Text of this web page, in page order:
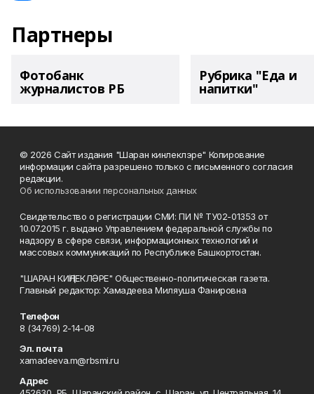
Партнеры
Фотобанк
журналистов РБ
Рубрика "Еда и
напитки"
© 2026 Сайт издания "Шаран кинлеклэре" Копирование
информации сайта разрешено только с письменного согласия
редакции.
Об использовании персональных данных
Свидетельство о регистрации СМИ: ПИ № ТУ02-01353 от
10.07.2015 г. выдано Управлением федеральной службы по
надзору в сфере связи, информационных технологий и
массовых коммуникаций по Республике Башкортостан.
"ШАРАН КИҢЛЕКЛӘРЕ" Общественно-политическая газета.
Главный редактор: Хамадеева Миляуша Фанировна
Телефон
8 (34769) 2-14-08
Эл. почта
xamadeeva.m@rbsmi.ru
Адрес